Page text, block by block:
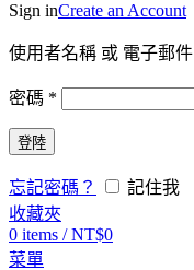
Sign inCreate an Account
使用者名稱 或 電子郵件
密碼 *
登陸
忘記密碼？
記住我
收藏夾
0 items / NT$0
菜單